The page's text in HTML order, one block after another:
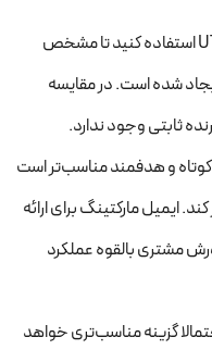
از لینک اختصاصی، کد تخفیف یا پارامتر UTM استفاده کنید تا مشخص
شده است. در مقایسه
ثابتی وجود ندارد.
و هدفمند مناسب‌تر است
ایمیل مارکتینگ برای ارائه
مشتری بالقوه عملکرد
گزینه مناسب‌تری خواهد